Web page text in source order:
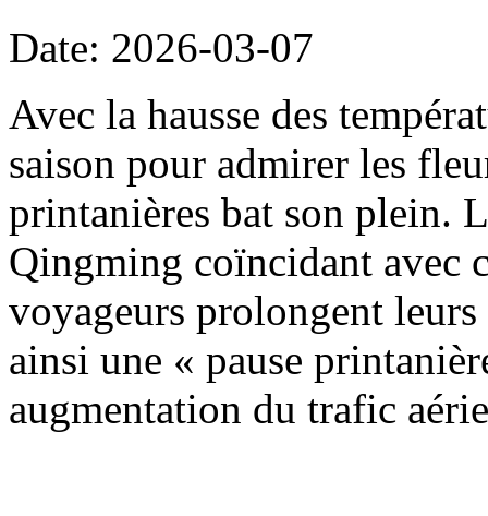
Date: 2026-03-07
Avec la hausse des
saison pour admirer les
printanières bat son plein.
Qingming coïncidant avec
voyageurs prolongent
ainsi une « pause
augmentation du trafic